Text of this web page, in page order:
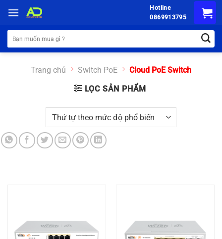
đến
nội
dung
Hotline
0869913795
Tìm
kiếm:
Trang chủ Switch PoE
Cloud PoE Switch
LỌC SẢN PHẨM